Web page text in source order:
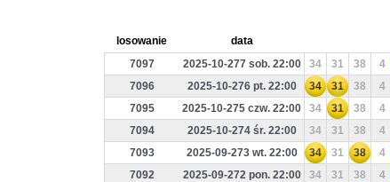
losowanie
data
7097
2025-10-277 sob. 22:00 34 31 38 4
7096
2025-10-276 pt. 22:00 34 31 38 4
7095
2025-10-275 czw. 22:00 34 31 38 4
7094
2025-10-274 śr. 22:00 34 31 38 4
7093
2025-09-273 wt. 22:00 34 31 38 4
7092
2025-09-272 pon. 22:00 34 31 38 4